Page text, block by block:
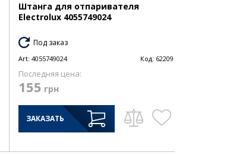
Штанга для отпаривателя
Electrolux 4055749024
Под заказ
Art: 4055749024 Код: 62209
Последняя цена:
155 грн
ЗАКАЗАТЬ